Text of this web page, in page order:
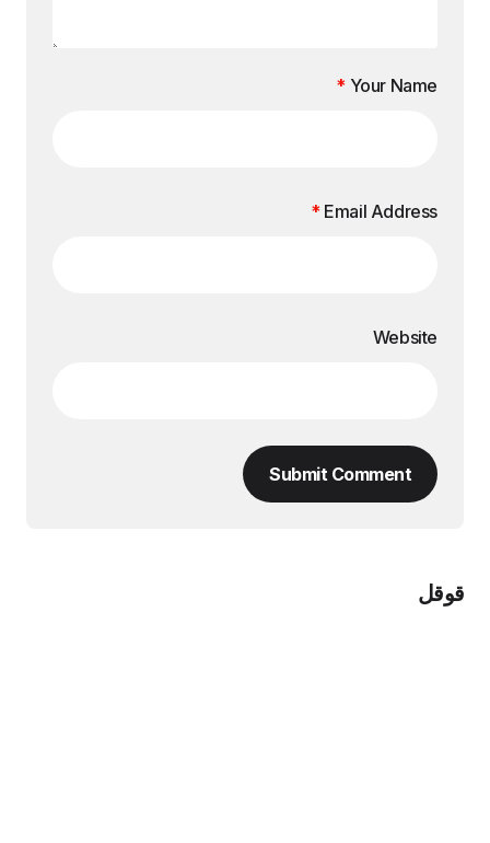
Your Name
*
Email Address
*
Website
Submit Comment
قوقل